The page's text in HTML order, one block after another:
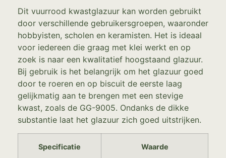
Dit vuurrood kwastglazuur kan worden gebruikt
door verschillende gebruikersgroepen, waaronder
hobbyisten, scholen en keramisten. Het is ideaal
voor iedereen die graag met klei werkt en op
zoek is naar een kwalitatief hoogstaand glazuur.
Bij gebruik is het belangrijk om het glazuur goed
door te roeren en op biscuit de eerste laag
gelijkmatig aan te brengen met een stevige
kwast, zoals de GG-9005. Ondanks de dikke
substantie laat het glazuur zich goed uitstrijken.
Specificatie Waarde